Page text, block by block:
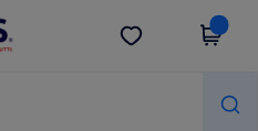
Scarica app